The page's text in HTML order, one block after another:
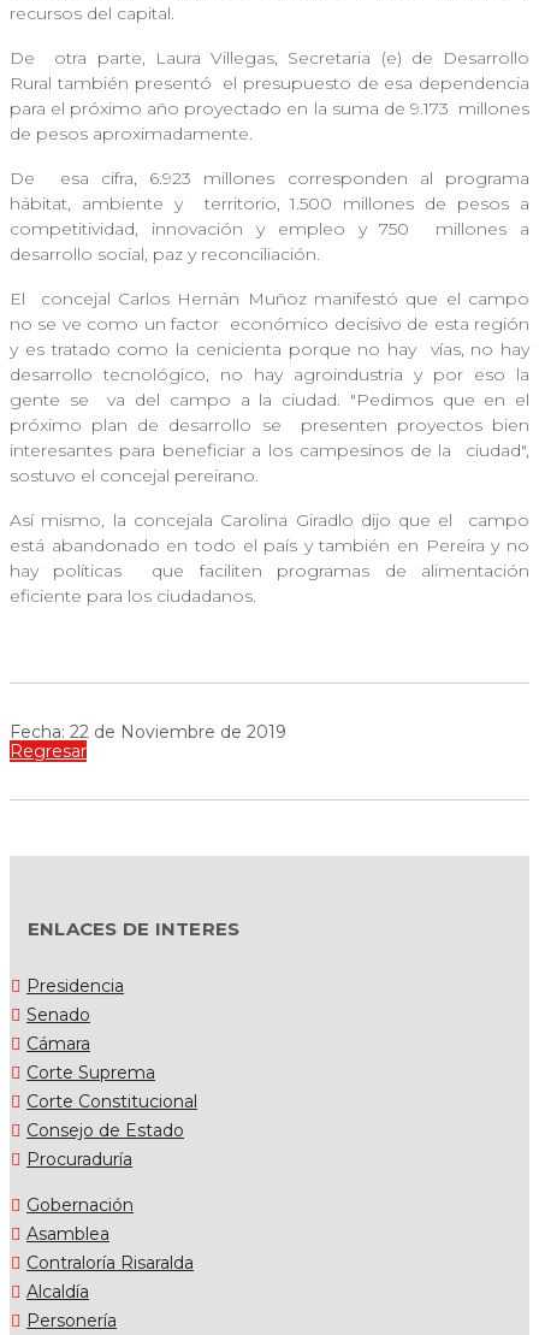
recursos del capital.
De
otra parte, Laura Villegas, Secretaria (e) de Desarrollo
Rural también presentó
el presupuesto de esa dependencia
para el próximo año proyectado en la suma de 9.173 millones
de pesos aproximadamente.
De
esa cifra, 6.923 millones corresponden al programa
hábitat, ambiente y
territorio, 1.500 millones de pesos a
competitividad, innovación y empleo y 750
millones a
desarrollo social, paz y reconciliación.
El
concejal Carlos Hernán Muñoz manifestó que el campo
no se ve como un factor económico decisivo de esta región
y es tratado como la cenicienta porque no hay
vías, no hay
desarrollo tecnológico, no hay agroindustria y por eso la
gente se
va del campo a la ciudad. "Pedimos que en el
próximo plan de desarrollo se
presenten proyectos bien
interesantes para beneficiar a los campesinos de la
ciudad",
sostuvo el concejal pereirano.
Así mismo, la concejala Carolina Giradlo dijo que el
campo
está abandonado en todo el país y también en Pereira y no
hay políticas
que faciliten programas de alimentación
eficiente para los ciudadanos.
Fecha: 22 de Noviembre de 2019
Regresar
ENLACES DE INTERES
Presidencia
Senado
Cámara
Corte Suprema
Corte Constitucional
Consejo de Estado
Procuraduría
Gobernación
Asamblea
Contraloría Risaralda
Alcaldía
Personería